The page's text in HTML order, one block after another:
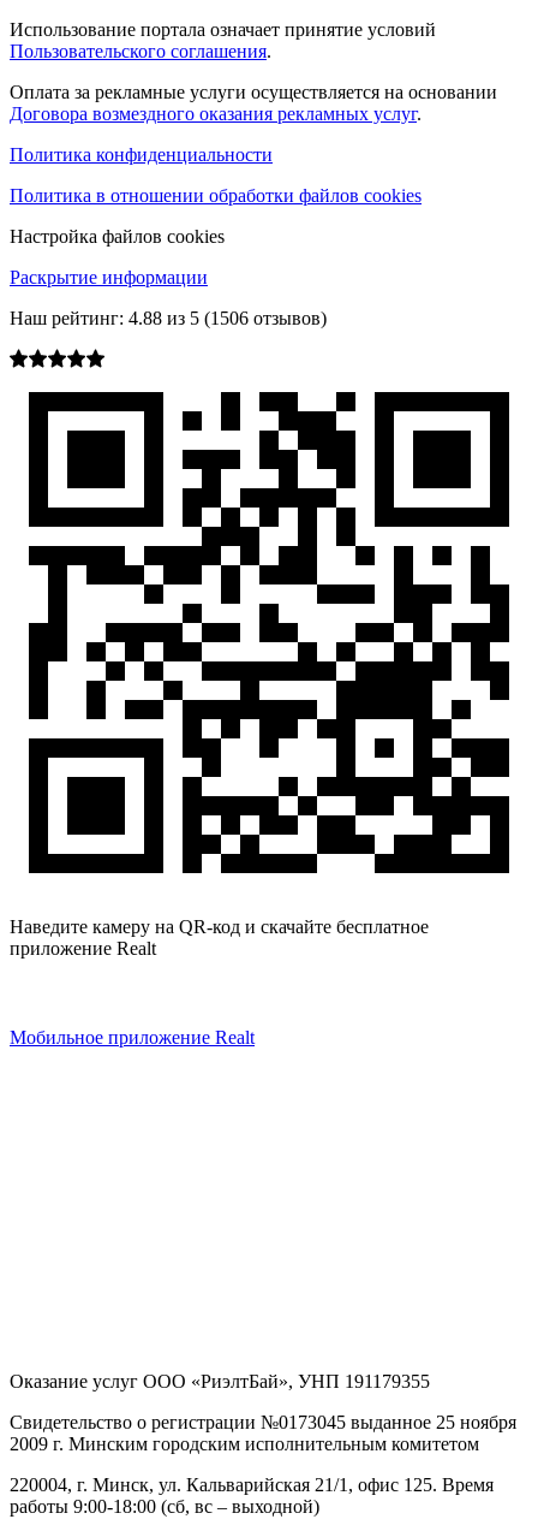
Использование портала означает принятие условий
Пользовательского соглашения.
Оплата за рекламные услуги осуществляется на основании
Договора возмездного оказания рекламных услуг.
Политика конфиденциальности
Политика в отношении обработки файлов cookies
Настройка файлов cookies
Раскрытие информации
Наш рейтинг: 4.88 из 5 (1506 отзывов)
Наведите камеру на QR-код и скачайте бесплатное
приложение Realt
Мобильное приложение Realt
Оказание услуг ООО «РиэлтБай», УНП 191179355
Свидетельство о регистрации №0173045 выданное 25 ноября
2009 г. Минским городским исполнительным комитетом
220004, г. Минск, ул. Кальварийская 21/1, офис 125. Время
работы 9:00-18:00 (сб, вс – выходной)